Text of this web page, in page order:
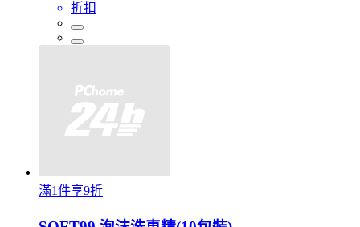
折扣
滿1件享9折